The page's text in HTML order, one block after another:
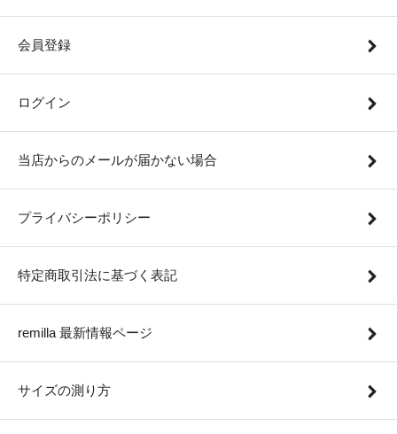
会員登録
ログイン
当店からのメールが届かない場合
プライバシーポリシー
特定商取引法に基づく表記
remilla 最新情報ページ
サイズの測り方